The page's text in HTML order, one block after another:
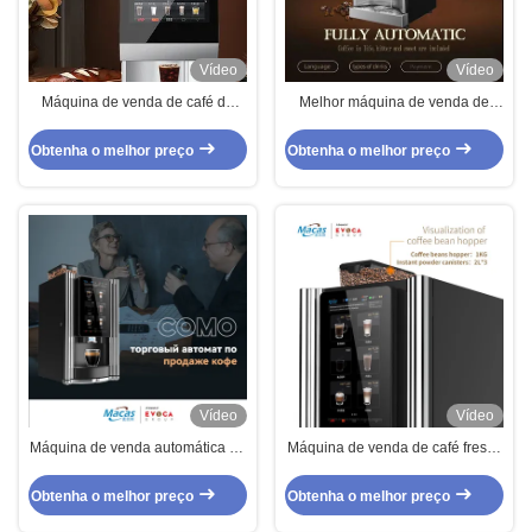
Vídeo
Máquina de venda de café de
embutido
Obtenha o melhor preço
Vídeo
Melhor máquina de venda de
Obtenha o melhor preço
Vídeo
Máquina de venda automática de
Obtenha o melhor preço
Vídeo
Máquina de venda de café fresco
Obtenha o melhor preço